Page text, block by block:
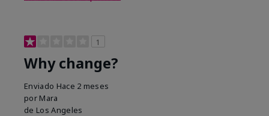
1
Why change?
Enviado Hace 2 meses
por Mara
de Los Angeles